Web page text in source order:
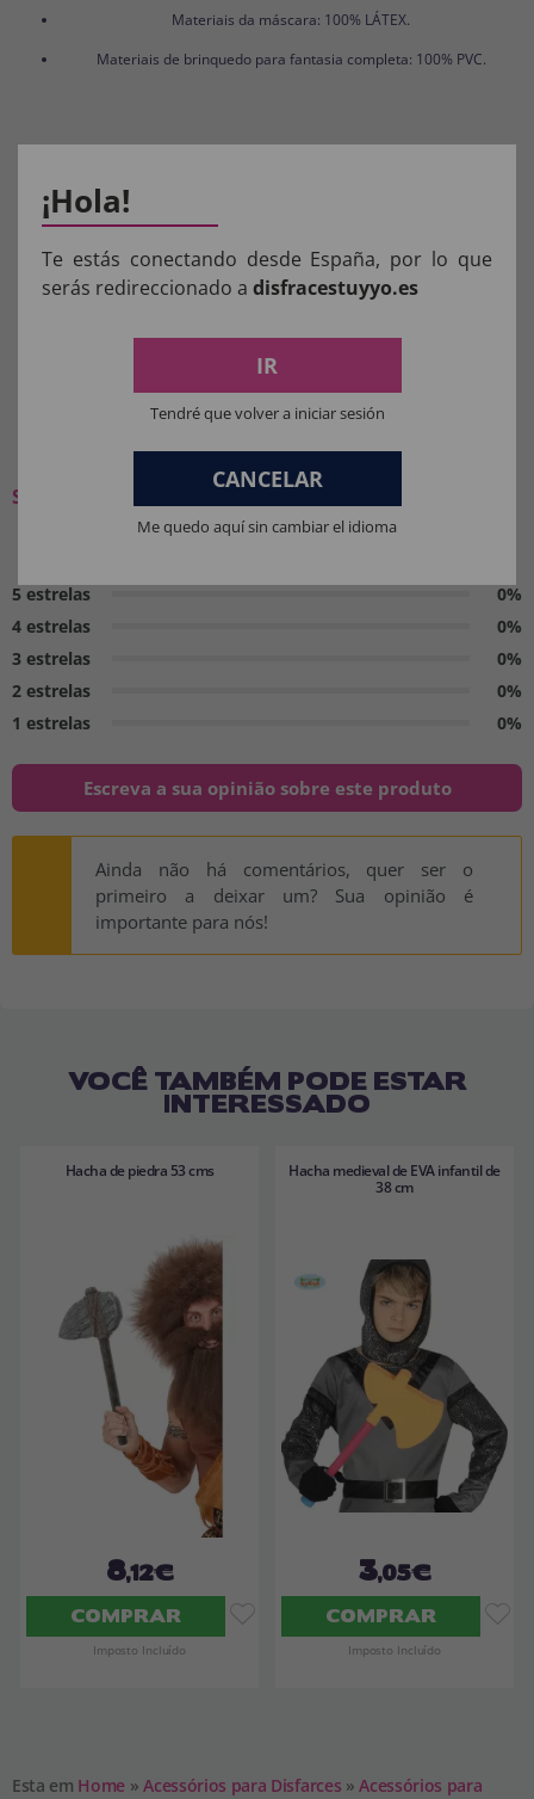
Materiais da máscara: 100% LÁTEX.
Materiais de brinquedo para fantasia completa: 100% PVC.
Aviso:
menores de 36 meses devem ser supervisionados
por um adulto.
O QUE OS NOSSOS CLIENTES
PENSAM:
Seja o primeiro a deixar a sua opinião
0 / 5
5 estrelas
0%
4 estrelas
0%
3 estrelas
0%
2 estrelas
0%
1 estrelas
0%
Escreva a sua opinião sobre este produto
Ainda não há comentários, quer ser o
primeiro a deixar um? Sua opinião é
importante para nós!
VOCÊ TAMBÉM PODE ESTAR
INTERESSADO
Hacha de piedra 53 cms
8,12€
COMPRAR
Imposto Incluído
Hacha medieval de EVA infantil de
38 cm
3,05€
COMPRAR
Imposto Incluído
Esta em Home » Acessórios para Disfarces » Acessórios para
¡Hola!
Te estás conectando desde España, por lo que
serás redireccionado a disfracestuyyo.es
IR
Tendré que volver a iniciar sesión
CANCELAR
Me quedo aquí sin cambiar el idioma